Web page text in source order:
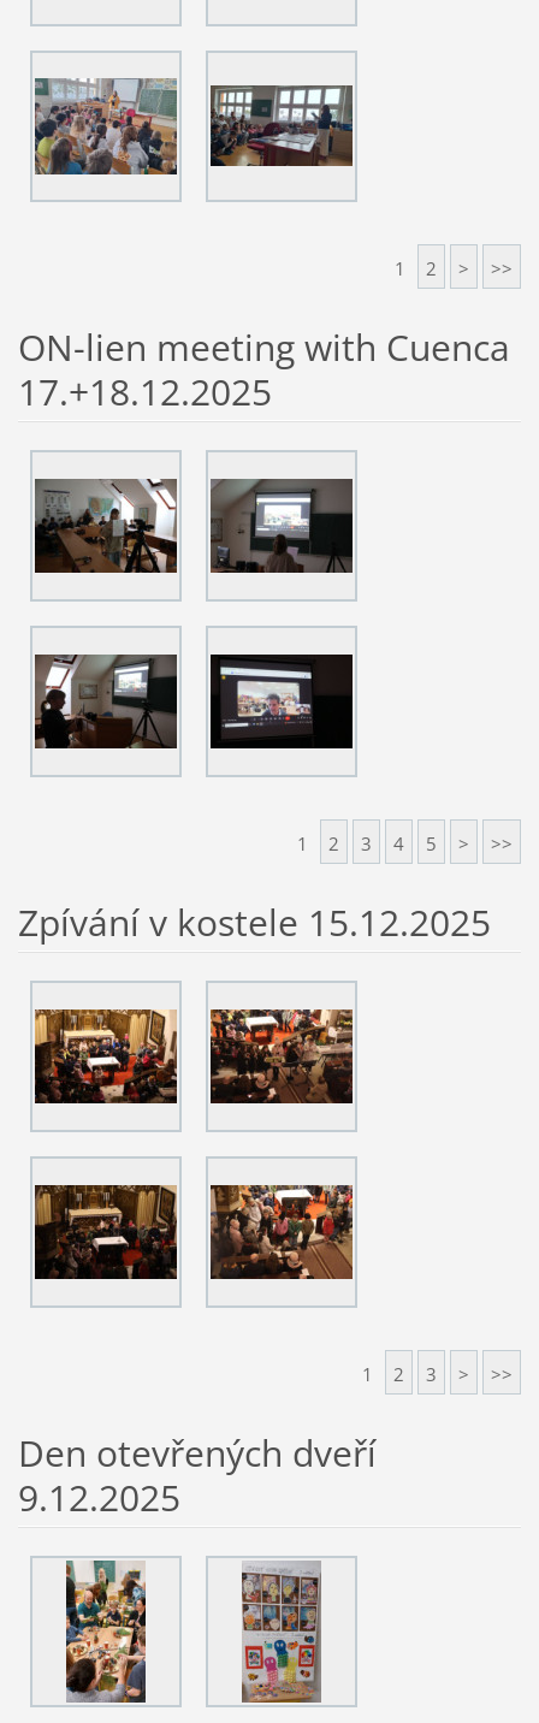
1 2 > >>
ON-lien meeting with Cuenca
17.+18.12.2025
1 2 3 4 5 > >>
Zpívání v kostele 15.12.2025
1 2 3 > >>
Den otevřených dveří
9.12.2025